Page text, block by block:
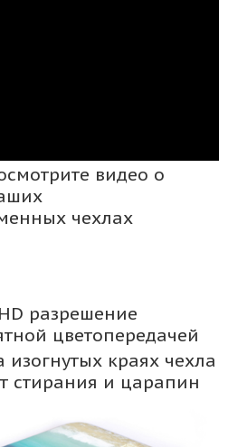
видео о
чехлах
разрешение
цветопередачей
изогнутых краях чехла
стирания и царапин